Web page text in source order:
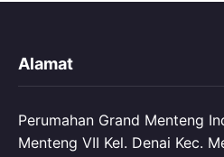
Alamat
Perumahan Grand Menteng
Menteng VII Kel. Denai Kec.